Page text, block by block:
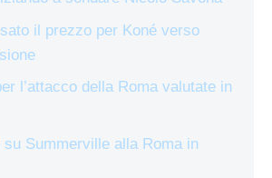
il prezzo per Koné verso
l’attacco della Roma valutate in
Summerville alla Roma in